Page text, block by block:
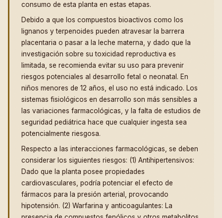
consumo de esta planta en estas etapas.
Debido a que los compuestos bioactivos como los
lignanos y terpenoides pueden atravesar la barrera
placentaria o pasar a la leche materna, y dado que la
investigación sobre su toxicidad reproductiva es
limitada, se recomienda evitar su uso para prevenir
riesgos potenciales al desarrollo fetal o neonatal. En
niños menores de 12 años, el uso no está indicado. Los
sistemas fisiológicos en desarrollo son más sensibles a
las variaciones farmacológicas, y la falta de estudios de
seguridad pediátrica hace que cualquier ingesta sea
potencialmente riesgosa.
Respecto a las interacciones farmacológicas, se deben
considerar los siguientes riesgos: (1) Antihipertensivos:
Dado que la planta posee propiedades
cardiovasculares, podría potenciar el efecto de
fármacos para la presión arterial, provocando
hipotensión. (2) Warfarina y anticoagulantes: La